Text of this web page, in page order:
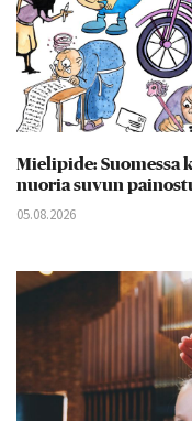
Mielipide: Suomessa
nuoria suvun
05.08.2026